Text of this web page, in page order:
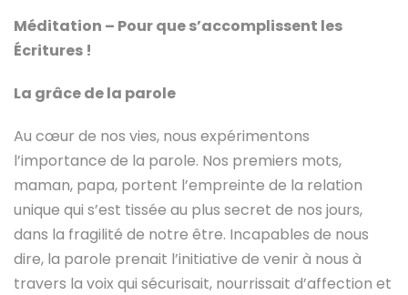
Méditation – Pour que s’accomplissent les
Écritures !
La grâce de la parole
Au cœur de nos vies, nous expérimentons
l’importance de la parole. Nos premiers mots,
maman, papa, portent l’empreinte de la relation
unique qui s’est tissée au plus secret de nos jours,
dans la fragilité de notre être. Incapables de nous
dire, la parole prenait l’initiative de venir à nous à
travers la voix qui sécurisait, nourrissait d’affection et